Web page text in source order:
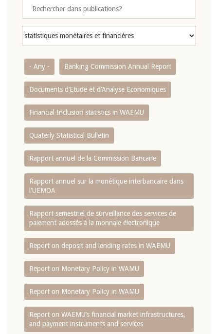
- Any - Banking Commission Annual Report
Documents d’Etude et d’Analyse Economiques
Financial Inclusion statistics in WAEMU
Quaterly Statistical Bulletin
Rapport annuel de la Commission Bancaire
Rapport annuel sur la monétique interbancaire dans
l'UEMOA
Rapport semestriel de surveillance des services de
paiement adossés à la monnaie électronique
Report on deposit and lending rates in WAEMU
Report on Monetary Policy in WAMU
Report on Monetary Policy in WAMU
Report on WAEMU’s financial market infrastructures,
and payment instruments and services